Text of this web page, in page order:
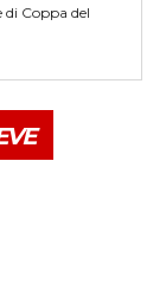
Coppa del